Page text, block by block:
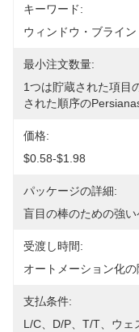
キーワード:
ウィンドウ・ブライ
最小注文数量:
1つは貯蔵された項目
された順序の
価格:
$0.58-$1.98
パッケージの詳細:
盲目の棒のための強
受渡し時間:
オートメーション化
支払条件:
L/C、D/P、T/T、ウェ